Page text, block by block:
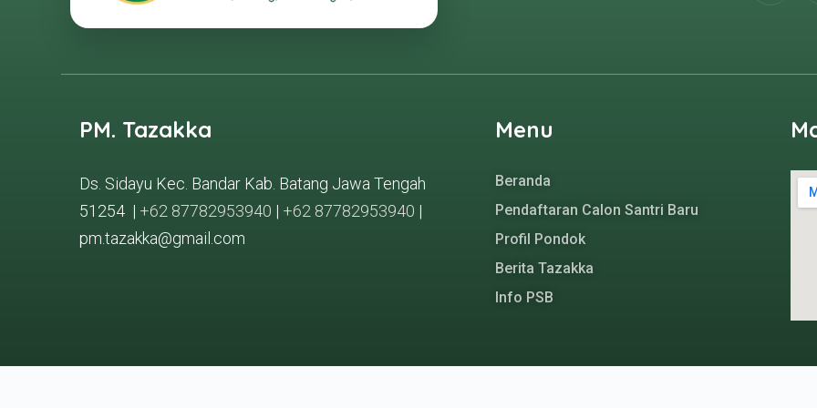
PM. Tazakka
Ds. Sidayu Kec. Bandar Kab. Batang Jawa Tengah
51254 | +62 87782953940 | +62 87782953940 |
pm.tazakka@gmail.com
Menu
Beranda
Pendaftaran Calon Santri Baru
Profil Pondok
Berita Tazakka
Info PSB